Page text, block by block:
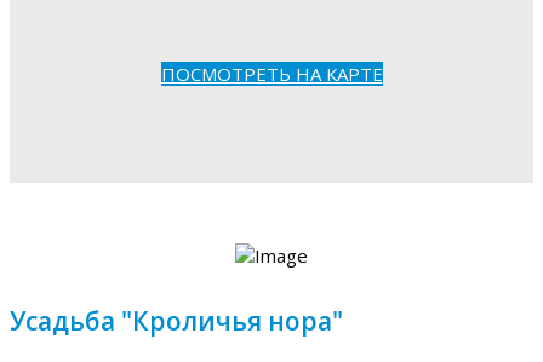
ПОСМОТРЕТЬ НА КАРТЕ
Усадьба "Кроличья нора"